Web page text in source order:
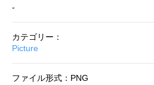
-
カテゴリー：
Picture
ファイル形式：PNG